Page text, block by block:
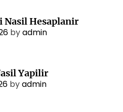
Nasil Hesaplanir
byadmin
Yapilir
byadmin